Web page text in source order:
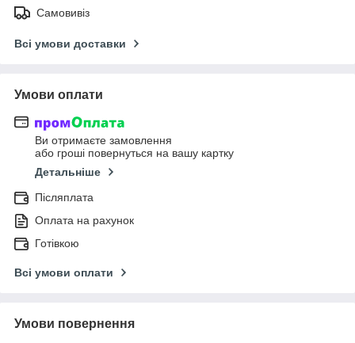
Самовивіз
Всі умови доставки
Умови оплати
Ви отримаєте замовлення
або гроші повернуться на вашу картку
Детальніше
Післяплата
Оплата на рахунок
Готівкою
Всі умови оплати
Умови повернення